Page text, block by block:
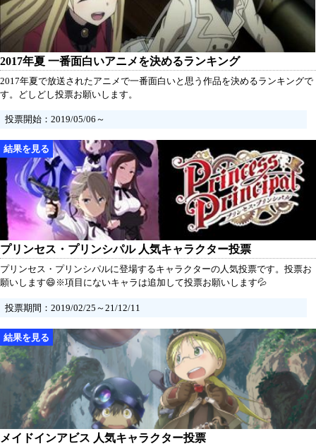
2017年夏 一番面白いアニメを決めるランキング
2017年夏で放送されたアニメで一番面白いと思う作品を決めるランキングで
す。どしどし投票お願いします。
投票開始：2019/05/06～
プリンセス・プリンシパル 人気キャラクター投票
プリンセス・プリンシパルに登場するキャラクターの人気投票です。投票お
願いします😄※項目にないキャラは追加して投票お願いします💦
投票期間：2019/02/25～21/12/11
メイドインアビス 人気キャラクター投票